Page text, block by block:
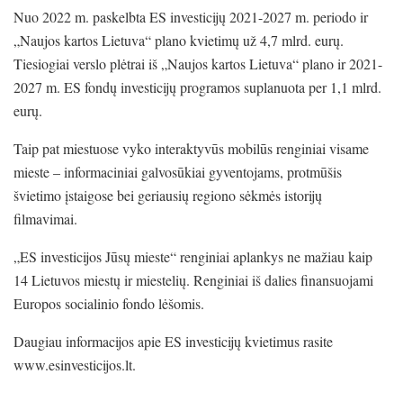
Nuo 2022 m. paskelbta ES investicijų 2021-2027 m. periodo ir
„Naujos kartos Lietuva“ plano kvietimų už 4,7 mlrd. eurų.
Tiesiogiai verslo plėtrai iš „Naujos kartos Lietuva“ plano ir 2021-
2027 m. ES fondų investicijų programos suplanuota per 1,1 mlrd.
eurų.
Taip pat miestuose vyko interaktyvūs mobilūs renginiai visame
mieste – informaciniai galvosūkiai gyventojams, protmūšis
švietimo įstaigose bei geriausių regiono sėkmės istorijų
filmavimai.
„ES investicijos Jūsų mieste“ renginiai aplankys ne mažiau kaip
14 Lietuvos miestų ir miestelių. Renginiai iš dalies finansuojami
Europos socialinio fondo lėšomis.
Daugiau informacijos apie ES investicijų kvietimus rasite
www.esinvesticijos.lt.